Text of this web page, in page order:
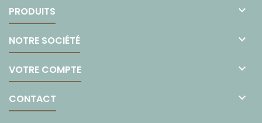
PRODUITS 
NOTRE SOCIÉTÉ 
VOTRE COMPTE 
CONTACT 